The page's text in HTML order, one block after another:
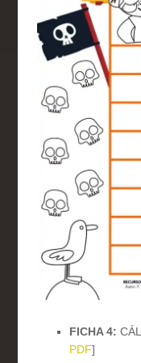
FICHA 4:
PDF]